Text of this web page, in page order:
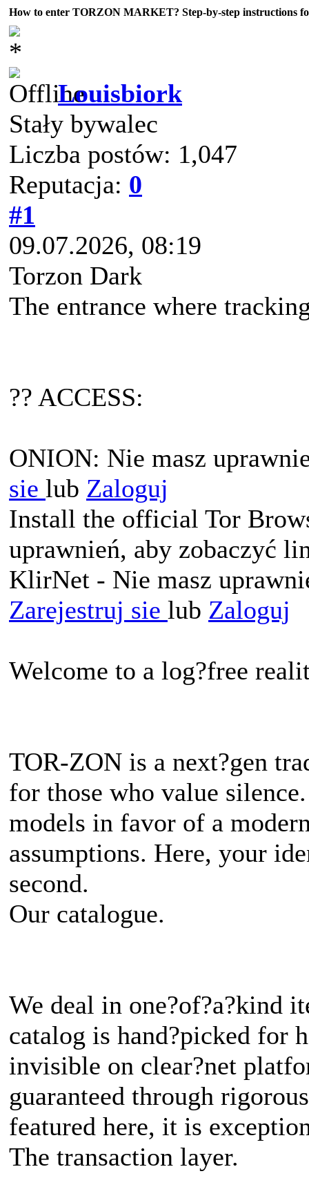
How to enter TORZON MARKET? Step-by-step instructions
Louisbiork
Stały bywalec
Liczba postów: 1,047
Reputacja: 0
#1
09.07.2026, 08:19
Torzon Dark
The entrance where
?? ACCESS:
ONION: Nie masz
sie lub Zaloguj
Install the official Tor
uprawnień, aby zobaczyć
KlirNet - Nie masz
Zarejestruj sie lub Zaloguj
Welcome to a log?free
TOR-ZON is a next?gen
for those who value
models in favor of a
assumptions. Here, your
second.
Our catalogue.
We deal in one?of?a?kind
catalog is hand?picked for
invisible on clear?net
guaranteed through
featured here, it is
The transaction layer.